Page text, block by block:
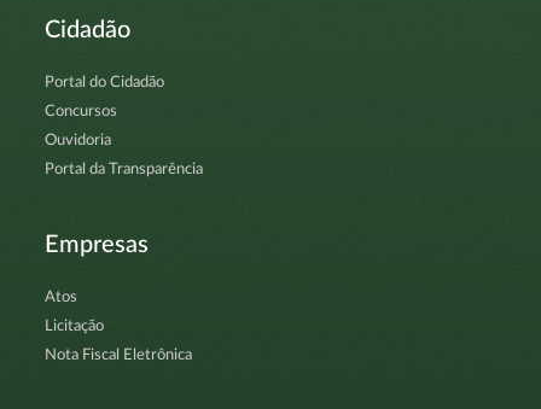
Cidadão
Portal do Cidadão
Concursos
Ouvidoria
Portal da Transparência
Empresas
Atos
Licitação
Nota Fiscal Eletrônica